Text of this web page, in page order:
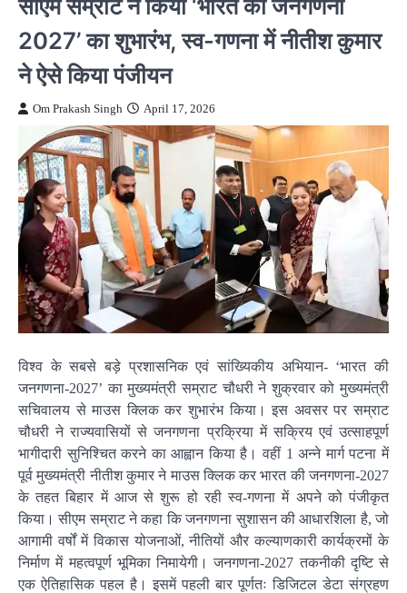
2027’ का शुभारंभ, स्व-गणना में नीतीश कुमार
ने ऐसे किया पंजीयन
Om Prakash Singh April 17, 2026
विश्व के सबसे बड़े प्रशासनिक एवं सांख्यिकीय अभियान- ‘भारत की
जनगणना-2027’ का मुख्यमंत्री सम्राट चौधरी ने शुक्रवार को मुख्यमंत्री
सचिवालय से माउस क्लिक कर शुभारंभ किया। इस अवसर पर सम्राट
चौधरी ने राज्यवासियों से जनगणना प्रक्रिया में सक्रिय एवं उत्साहपूर्ण
भागीदारी सुनिश्चित करने का आह्वान किया है। वहीं 1 अन्ने मार्ग पटना में
पूर्व मुख्यमंत्री नीतीश कुमार ने माउस क्लिक कर भारत की जनगणना-2027
के तहत बिहार में आज से शुरू हो रही स्व-गणना में अपने को पंजीकृत
किया। सीएम सम्राट ने कहा कि जनगणना सुशासन की आधारशिला है, जो
आगामी वर्षों में विकास योजनाओं, नीतियों और कल्याणकारी कार्यक्रमों के
निर्माण में महत्वपूर्ण भूमिका निमायेगी। जनगणना-2027 तकनीकी दृष्टि से
एक ऐतिहासिक पहल है। इसमें पहली बार पूर्णतः डिजिटल डेटा संग्रहण